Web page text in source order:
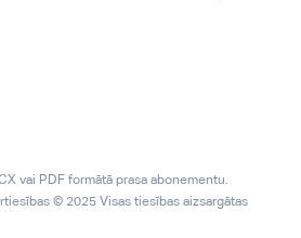
vai PDF formātā prasa abonementu.
© 2025 Visas tiesības aizsargātas